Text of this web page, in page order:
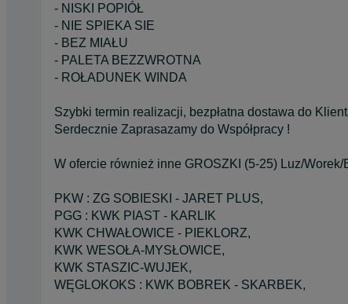
- NISKI POPIÓŁ
- NIE SPIEKA SIE
- BEZ MIAŁU
- PALETA BEZZWROTNA
- ROŁADUNEK WINDA
Szybki termin realizacji, bezpłatna dostawa do
Serdecznie Zaprasazamy do Współpracy !
W ofercie również inne GROSZKI (5-25) Luz/
PKW : ZG SOBIESKI - JARET PLUS,
PGG : KWK PIAST - KARLIK
KWK CHWAŁOWICE - PIEKLORZ,
KWK WESOŁA-MYSŁOWICE,
KWK STASZIC-WUJEK,
WĘGLOKOKS : KWK BOBREK - SKARBEK,